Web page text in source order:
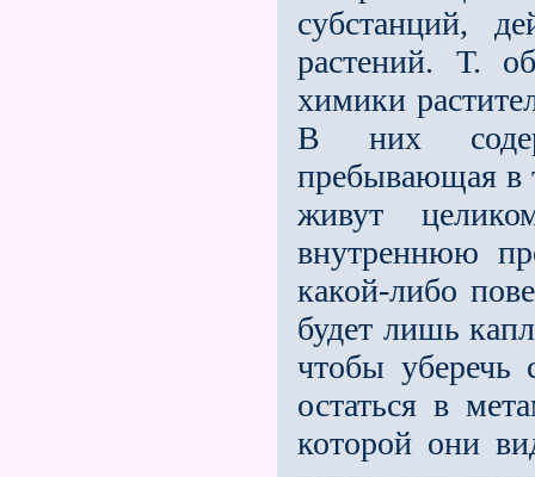
субстанций,
растений. Т.
химики
В них
пребывающая в
живут
внутреннюю
какой-либо
будет лишь
чтобы уберечь
остаться в
которой они